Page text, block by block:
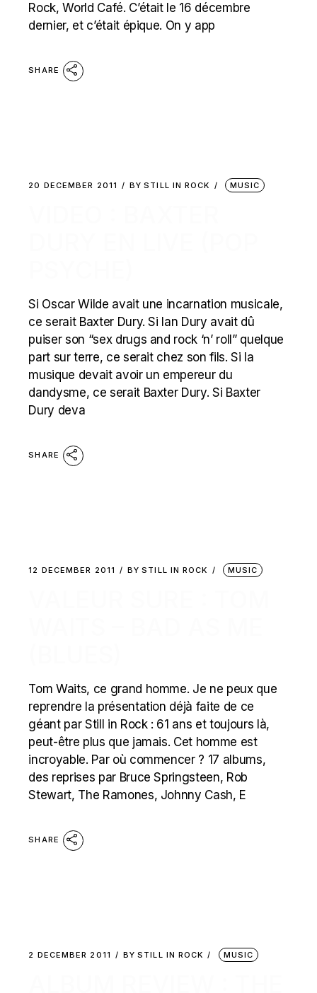
Rock, World Café. C’était le 16 décembre
dernier, et c’était épique. On y app
SHARE
20 DECEMBER 2011 BY STILL IN ROCK MUSIC
Si Oscar Wilde avait une incarnation musicale,
ce serait Baxter Dury. Si Ian Dury avait dû
puiser son “sex drugs and rock ‘n’ roll” quelque
part sur terre, ce serait chez son fils. Si la
musique devait avoir un empereur du
dandysme, ce serait Baxter Dury. Si Baxter
Dury deva
SHARE
12 DECEMBER 2011 BY STILL IN ROCK MUSIC
Tom Waits, ce grand homme. Je ne peux que
reprendre la présentation déjà faite de ce
géant par Still in Rock : 61 ans et toujours là,
peut-être plus que jamais. Cet homme est
incroyable. Par où commencer ? 17 albums,
des reprises par Bruce Springsteen, Rob
Stewart, The Ramones, Johnny Cash, E
SHARE
2 DECEMBER 2011 BY STILL IN ROCK MUSIC